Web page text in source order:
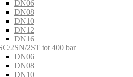
DN06
DN08
DN10
DN12
DN16
2SN/2ST tot 400 bar
DN06
DN08
DN10